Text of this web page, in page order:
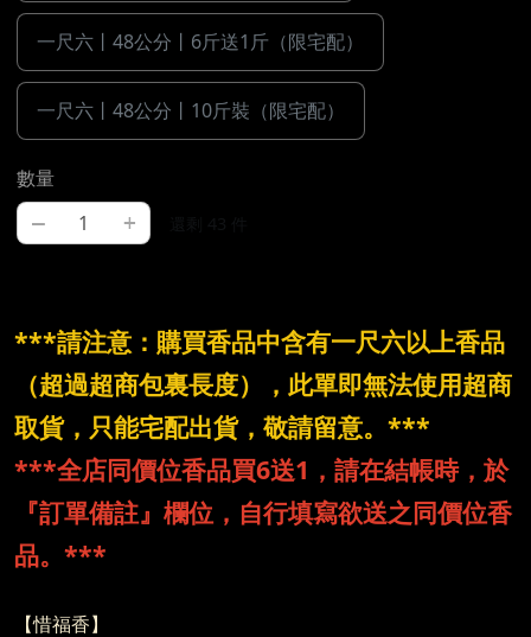
一尺六丨48公分丨6斤送1斤（限宅配）
一尺六丨48公分丨10斤裝（限宅配）
數量
– +
***請注意：購買香品中含有一尺六以上香品
（超過超商包裏長度），此單即無法使用超商
取貨，只能宅配出貨，敬請留意。***
***全店同價位香品買6送1，請在結帳時，於
『訂單備註』欄位，自行填寫欲送之同價位香
品。***
【惜福香】